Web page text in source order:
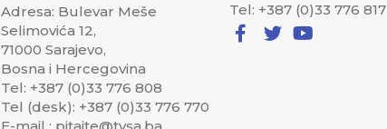
Adresa: Bulevar Meše
Selimovića 12,
71000 Sarajevo,
Bosna i Hercegovina
Tel: +387 (0)33 776 808
Tel (desk): +387 (0)33 776 770
Tel: +387 (0)33 776 817